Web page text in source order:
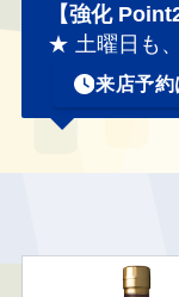
【強化 Point2
★ 土曜日も
来店予約